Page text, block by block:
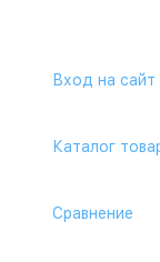
Вход на сайт
Каталог
Сравнение